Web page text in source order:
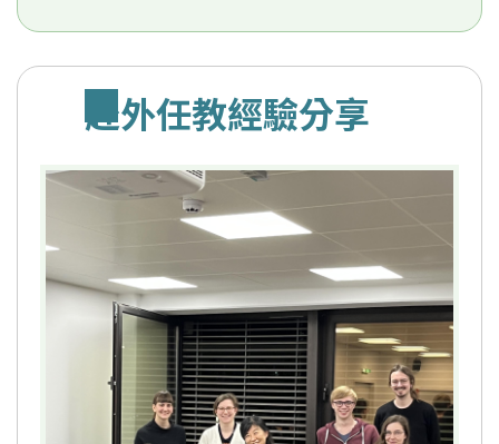
赴外任教經驗分享